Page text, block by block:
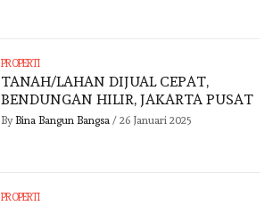
PROPERTI
TANAH/LAHAN DIJUAL CEPAT,
BENDUNGAN HILIR, JAKARTA PUSAT
By Bina Bangun Bangsa/ 26 Januari 2025
PROPERTI